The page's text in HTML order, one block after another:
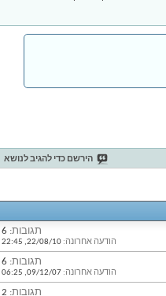
הירשם כדי להגיב לנושא
תגובות:
הודעה אחרונה: 22:45
תגובות:
הודעה אחרונה: 06:25
תגובות: